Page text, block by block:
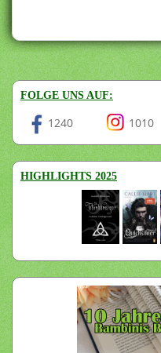
FOLGE UNS AUF:
1240 1010
HIGHLIGHTS 2025